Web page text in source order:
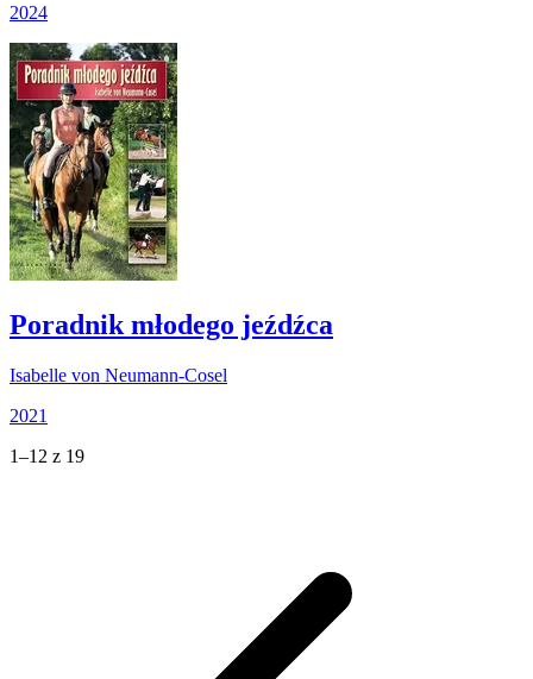
2024
Poradnik młodego jeźdźca
Isabelle von Neumann-Cosel
2021
1–12 z 19